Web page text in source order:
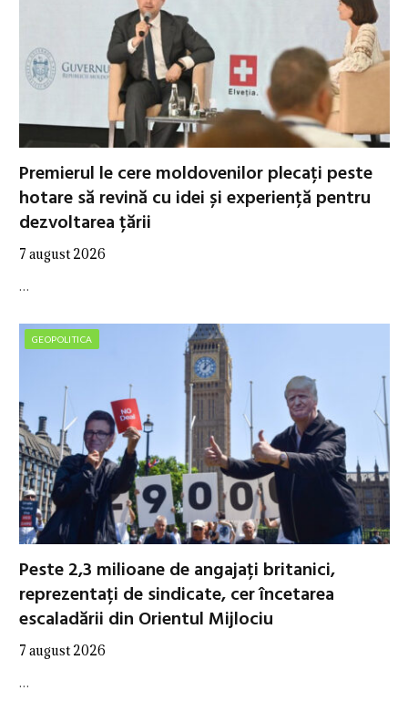
Premierul le cere moldovenilor plecați peste
hotare să revină cu idei și experiență pentru
dezvoltarea țării
7 august 2026
…
GEOPOLITICA
Peste 2,3 milioane de angajați britanici,
reprezentați de sindicate, cer încetarea
escaladării din Orientul Mijlociu
7 august 2026
…